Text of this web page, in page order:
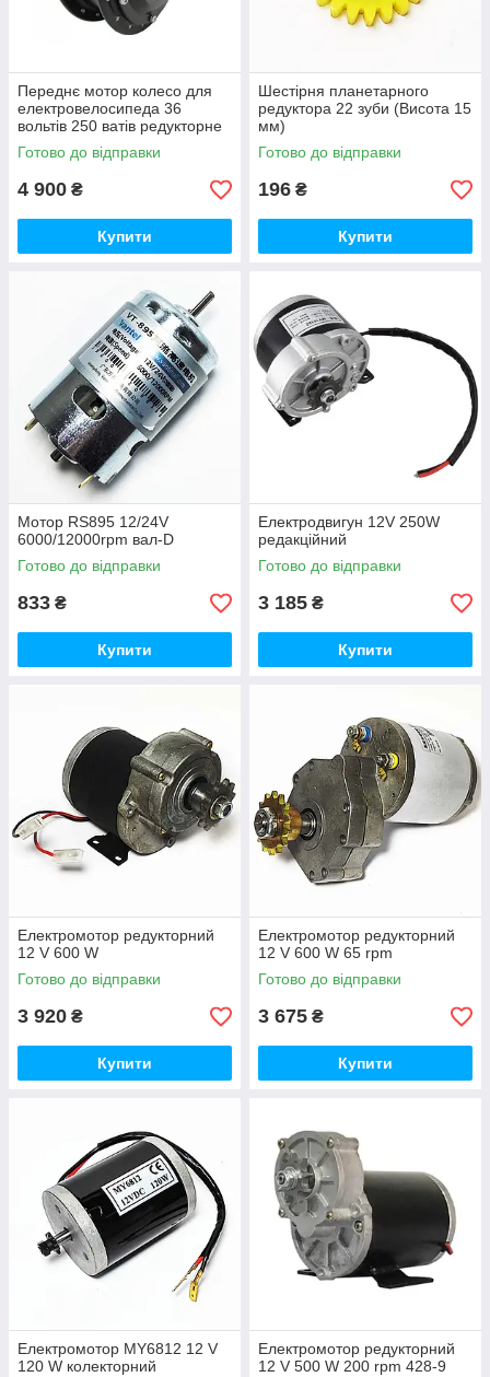
Переднє мотор колесо для
електровелосипеда 36
вольтів 250 ватів редукторне
Готово до відправки
4 900 ₴
Купити
Шестірня планетарного
редуктора 22 зуби (Висота 15
мм)
Готово до відправки
196 ₴
Купити
Мотор RS895 12/24V
6000/12000rpm вал-D
Готово до відправки
833 ₴
Купити
Електродвигун 12V 250W
редакційний
Готово до відправки
3 185 ₴
Купити
Електромотор редукторний
12 V 600 W
Готово до відправки
3 920 ₴
Купити
Електромотор редукторний
12 V 600 W 65 rpm
Готово до відправки
3 675 ₴
Купити
Електромотор MY6812 12 V
120 W колекторний
Електромотор редукторний
12 V 500 W 200 rpm 428-9